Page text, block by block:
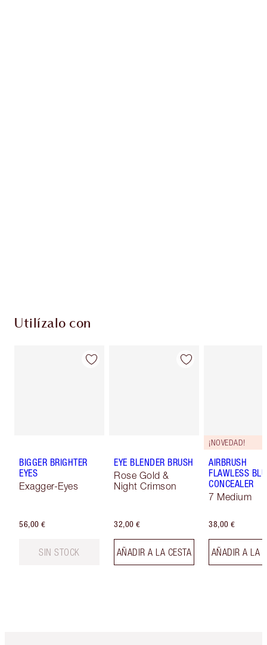
Utilízalo con
BIGGER BRIGHTER
EYES
Exagger-Eyes
56,00 €
SIN STOCK
EYE BLENDER BRUSH
Rose Gold &
Night Crimson
32,00 €
AÑADIR A LA CESTA
¡NOVEDAD!
AIRBRUSH
FLAWLESS
CONCEALER
7 Medium
38,00 €
AÑADIR A LA